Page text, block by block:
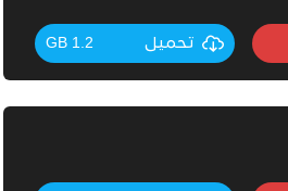
تحميل 1.2 GB